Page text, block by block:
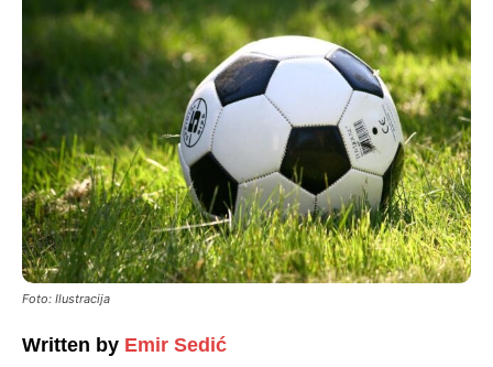
Foto: Ilustracija
Written by Emir Sedić